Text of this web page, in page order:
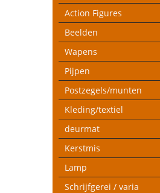
Action Figures
Beelden
Wapens
Pijpen
Postzegels/munten
Kleding/textiel
deurmat
Kerstmis
Lamp
Schrijfgerei / varia